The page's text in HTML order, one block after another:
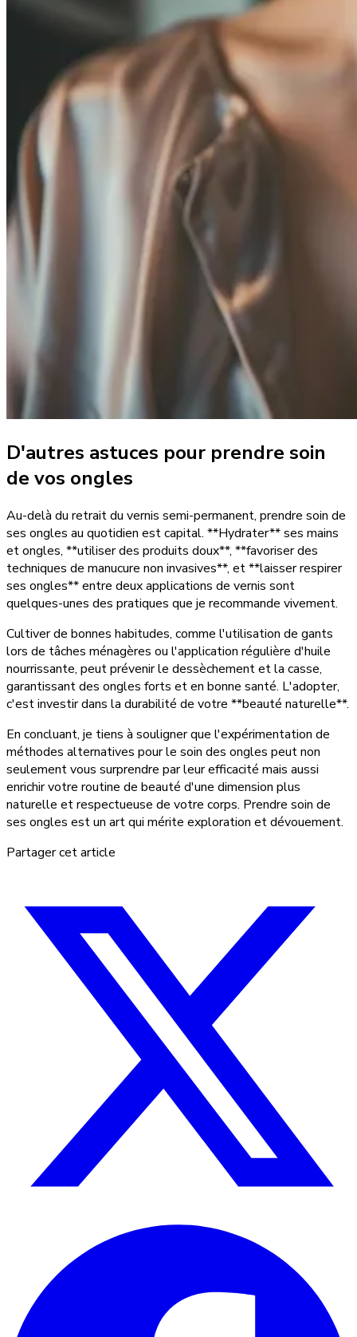
D'autres astuces pour prendre soin
de vos ongles
Au-delà du retrait du vernis semi-permanent, prendre soin de
ses ongles au quotidien est capital. **Hydrater** ses mains
et ongles, **utiliser des produits doux**, **favoriser des
techniques de manucure non invasives**, et **laisser respirer
ses ongles** entre deux applications de vernis sont
quelques-unes des pratiques que je recommande vivement.
Cultiver de bonnes habitudes, comme l'utilisation de gants
lors de tâches ménagères ou l'application régulière d'huile
nourrissante, peut prévenir le dessèchement et la casse,
garantissant des ongles forts et en bonne santé. L'adopter,
c'est investir dans la durabilité de votre **beauté naturelle**.
En concluant, je tiens à souligner que l'expérimentation de
méthodes alternatives pour le soin des ongles peut non
seulement vous surprendre par leur efficacité mais aussi
enrichir votre routine de beauté d'une dimension plus
naturelle et respectueuse de votre corps. Prendre soin de
ses ongles est un art qui mérite exploration et dévouement.
Partager cet article